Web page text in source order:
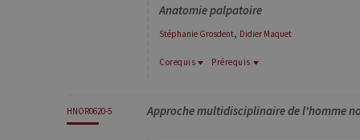
Anatomie palpatoire
Stéphanie Grosdent, Didier Maquet
Corequis Prérequis
EDPH0698-1
Biomécanique : aspects généraux
LOCO0003-1
HNOR0620-5 Approche multidisciplinaire de l'homme
jcms.prefs
_pk_id
InnoCraft